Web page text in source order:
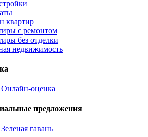
квартир
с ремонтом
без отделки
недвижимость
Онлайн-оценка
предложения
Зеленая гавань